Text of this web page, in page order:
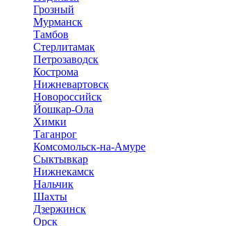
Грозный
Мурманск
Тамбов
Стерлитамак
Петрозаводск
Кострома
Нижневартовск
Новороссийск
Йошкар-Ола
Химки
Таганрог
Комсомольск-на-Амуре
Сыктывкар
Нижнекамск
Нальчик
Шахты
Дзержинск
Орск